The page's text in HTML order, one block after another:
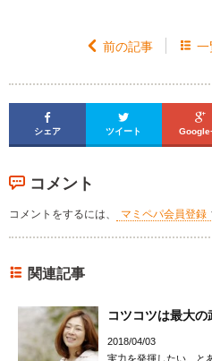
 前の記事  一

シェア

ツイート

コメント
コメントをするには、 マミペパ会員登録
関連記事
コツコツは最大の
2018/04/03
実力を発揮したい、と